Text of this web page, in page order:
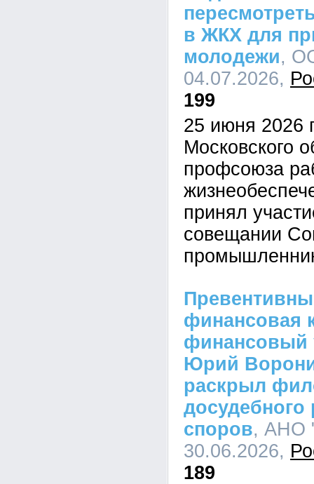
в ЖКХ для
молодежи,
04.07.2026,
199
25 июня 2026
Московского
профсоюза
принял
совещании
финансовая
финансовый
Юрий
раскрыл
досудебного
споров, АНО
30.06.2026,
189